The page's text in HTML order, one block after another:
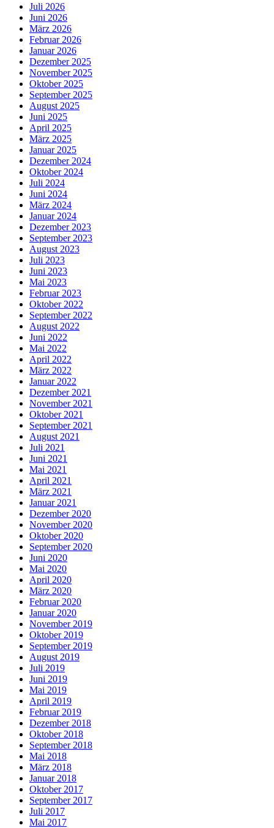
Juli 2026
Juni 2026
März 2026
Februar 2026
Januar 2026
Dezember 2025
November 2025
Oktober 2025
September 2025
August 2025
Juni 2025
April 2025
März 2025
Januar 2025
Dezember 2024
Oktober 2024
Juli 2024
Juni 2024
März 2024
Januar 2024
Dezember 2023
September 2023
August 2023
Juli 2023
Juni 2023
Mai 2023
Februar 2023
Oktober 2022
September 2022
August 2022
Juni 2022
Mai 2022
April 2022
März 2022
Januar 2022
Dezember 2021
November 2021
Oktober 2021
September 2021
August 2021
Juli 2021
Juni 2021
Mai 2021
April 2021
März 2021
Januar 2021
Dezember 2020
November 2020
Oktober 2020
September 2020
Juni 2020
Mai 2020
April 2020
März 2020
Februar 2020
Januar 2020
November 2019
Oktober 2019
September 2019
August 2019
Juli 2019
Juni 2019
Mai 2019
April 2019
Februar 2019
Dezember 2018
Oktober 2018
September 2018
Mai 2018
März 2018
Januar 2018
Oktober 2017
September 2017
Juli 2017
Mai 2017